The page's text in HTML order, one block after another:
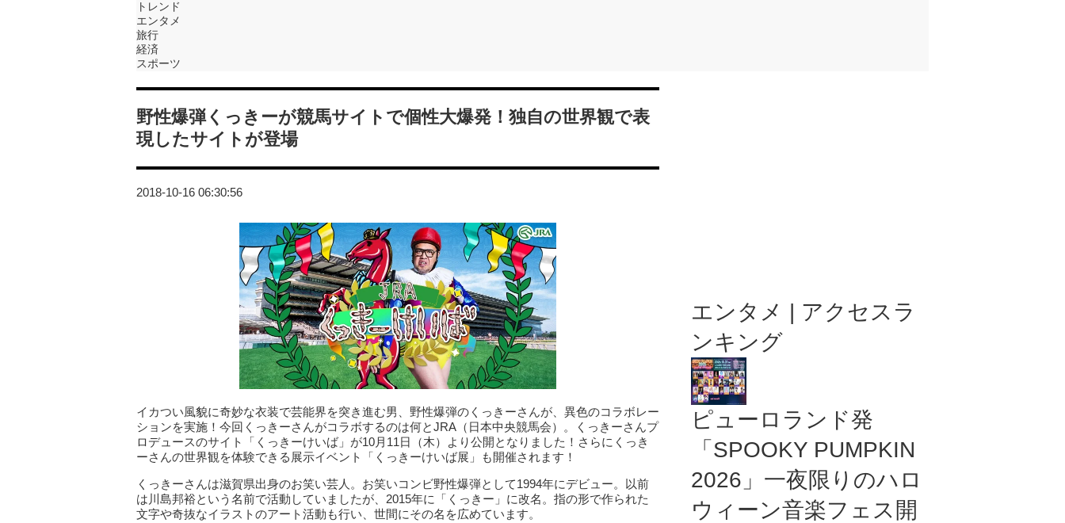
トレンド
エンタメ
旅行
経済
スポーツ
野性爆弾くっきーが競馬サイトで個性大爆発！独自の世界観で表
現したサイトが登場
2018-10-16 06:30:56
イカつい風貌に奇妙な衣装で芸能界を突き進む男、野性爆弾のくっきーさんが、異色のコラボレー
ションを実施！今回くっきーさんがコラボするのは何とJRA（日本中央競馬会）。くっきーさんプ
ロデュースのサイト「くっきーけいば」が10月11日（木）より公開となりました！さらにくっき
ーさんの世界観を体験できる展示イベント「くっきーけいば展」も開催されます！
くっきーさんは滋賀県出身のお笑い芸人。お笑いコンビ野性爆弾として1994年にデビュー。以前
は川島邦裕という名前で活動していましたが、2015年に「くっきー」に改名。指の形で作られた
文字や奇抜なイラストのアート活動も行い、世間にその名を広めています。
エンタメ | アクセスラ
ンキング
ピューロランド発
「SPOOKY PUMPKIN
2026」一夜限りのハロ
ウィーン音楽フェス開